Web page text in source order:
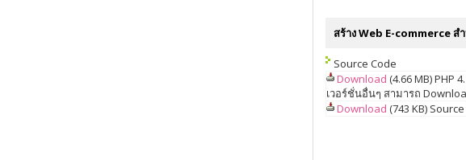
สร้าง Web E-commerce ส
Source Code
Download (4.66 MB) PHP
เวอร์ชั่นอื่นๆ สามารถ
Download (743 KB)